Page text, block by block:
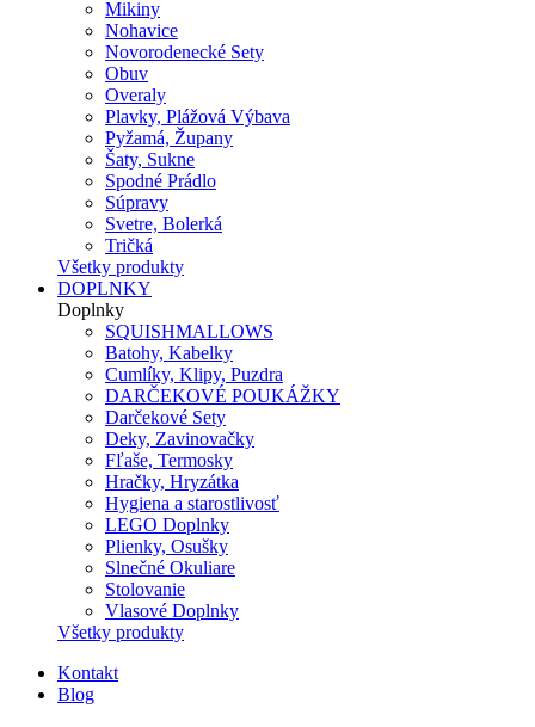
Mikiny
Nohavice
Novorodenecké Sety
Obuv
Overaly
Plavky, Plážová Výbava
Pyžamá, Župany
Šaty, Sukne
Spodné Prádlo
Súpravy
Svetre, Bolerká
Tričká
Všetky produkty
DOPLNKY
Doplnky
SQUISHMALLOWS
Batohy, Kabelky
Cumlíky, Klipy, Puzdra
DARČEKOVÉ POUKÁŽKY
Darčekové Sety
Deky, Zavinovačky
Fľaše, Termosky
Hračky, Hryzátka
Hygiena a starostlivosť
LEGO Doplnky
Plienky, Osušky
Slnečné Okuliare
Stolovanie
Vlasové Doplnky
Všetky produkty
Kontakt
Blog